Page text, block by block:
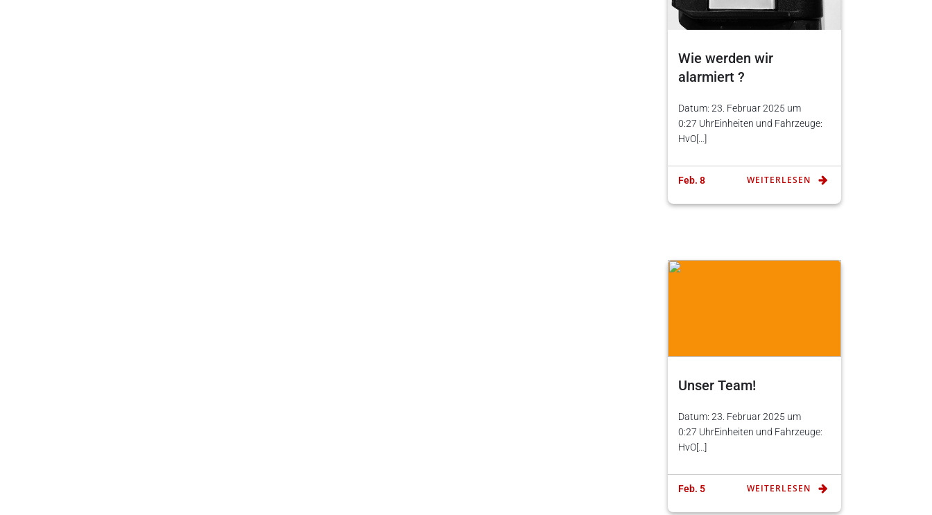
Wie werden wir
alarmiert ?
Datum: 23. Februar 2025 um
0:27 UhrEinheiten und Fahrzeuge:
HvO[…]
Feb. 8 WEITERLESEN
Unser Team!
Datum: 23. Februar 2025 um
0:27 UhrEinheiten und Fahrzeuge:
HvO[…]
Feb. 5 WEITERLESEN